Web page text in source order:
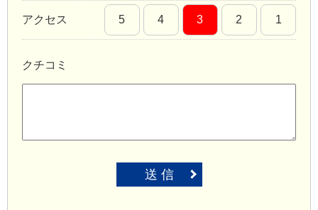
アクセス 5 4 3 2 1
クチコミ
送 信